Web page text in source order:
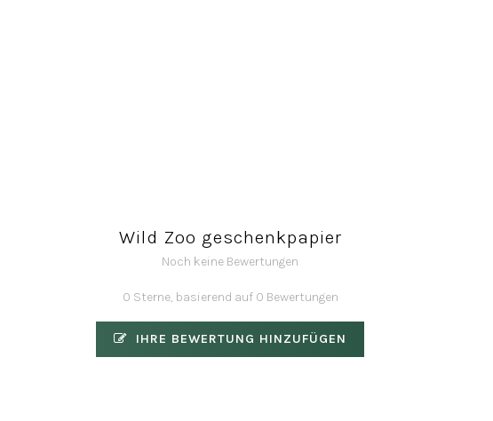
Wild Zoo geschenkpapier
Noch keine Bewertungen
0 Sterne, basierend auf 0 Bewertungen
IHRE BEWERTUNG HINZUFÜGEN